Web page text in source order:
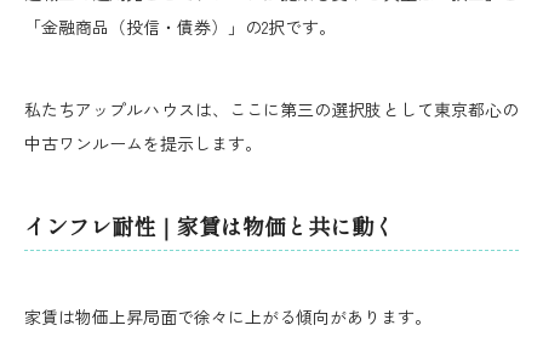
「金融商品（投信・債券）」の2択です。
私たちアップルハウスは、ここに第三の選択肢として東京都心の
中古ワンルームを提示します。
インフレ耐性｜家賃は物価と共に動く
家賃は物価上昇局面で徐々に上がる傾向があります。